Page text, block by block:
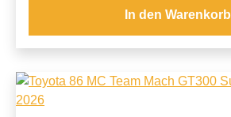
In den Warenkorb